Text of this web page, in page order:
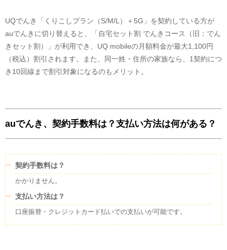
hisa
愛知県 40代 女性
よかった点(メリット)
気になった点(デメリット)
電気料金の用紙がないのでスマホ等で確認しないといけない。
実績値を元に公開されているすべての電源構成については、旧一般電気事業
者にあたる小売電気事業者が保有する原子力発電所が稼働していないことか
ら、市場調達、常時バックアップ、インバランス補給等の内訳に原子力発電
所が含まれません。今後、原子力発電所が稼働した際には、すべての電力会
社の市場調達、常時バックアップ、インバランス補給等の内訳に原子力発電
auでんきがこの電気を調達する費用の一部は、auでんきのお客様以外の方
り、この電気のCO2排出量については、火力発電なども含めた全国平均の
「その他」としています。また、この電気には相対契約に基づく卸電力取引
所を介した受渡しの電気を含みます。 旧一般電気事業者の発電部門の不特
定の発電所から継続的に卸売を受けている電気（常時バックアップ）につい
ては、旧一般電気事業者の電源構成に基づき仕分けています。
温室効果ガス排出量
UQでんき「くりこしプラン（S/M/L）＋5G」を契約している方が
auでんきに切り替えると、「自宅セット割 でんきコース（旧：でん
きセット割）」が利用でき、UQ mobileの月額料金が最大1,100円
（税込）割引されます。また、同一姓・住所の家族なら、1契約につ
き10回線まで割引対象になるのもメリット。
auでんき、契約手数料は？支払い方法は何がある？
契約手数料は？
かかりません。
支払い方法は？
口座振替・クレジットカード払いでの支払いが可能です。